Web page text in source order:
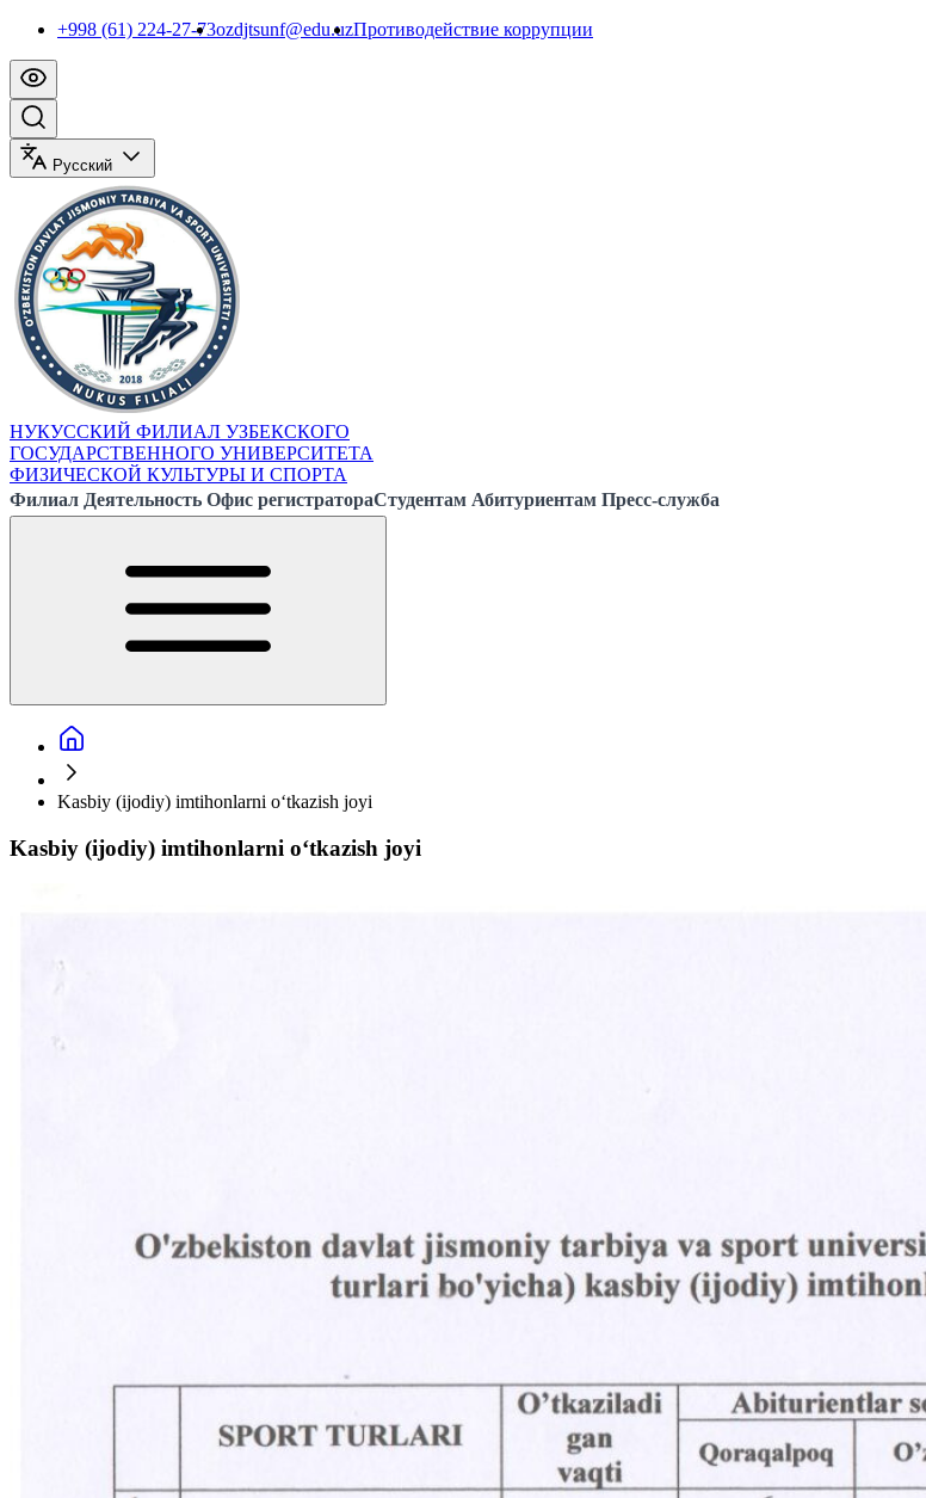
+998 (61) 224-27-73ozdjtsunf@edu.uzПротиводействие коррупции
Русский
НУКУССКИЙ ФИЛИАЛ УЗБЕКСКОГО
ГОСУДАРСТВЕННОГО УНИВЕРСИТЕТА
ФИЗИЧЕСКОЙ КУЛЬТУРЫ И СПОРТА
Филиал Деятельность Офис регистратораСтудентам Абитуриентам Пресс-служба
Kasbiy (ijodiy) imtihonlarni o‘tkazish joyi
Kasbiy (ijodiy) imtihonlarni o‘tkazish joyi